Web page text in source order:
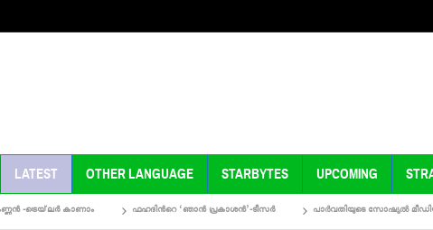
LATEST OTHER LANGUAGE STARBYTES UPCOMING
-ട്രെയ്‌ലര്‍ കാണാം ഫഹദിന്‍റെ ‘ഞാന്‍ പ്രകാശന്‍’-ടീസര്‍ പാർവതിയുടെ സോഷ്യൽ മീഡിയ